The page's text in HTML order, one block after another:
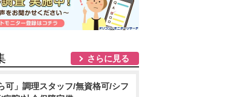
さらに見る
可」調理スタッフ/無資格可/シフ